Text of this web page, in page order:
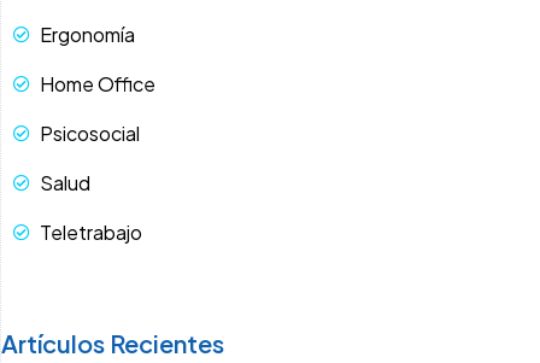
Ergonomía
Home Office
Psicosocial
Salud
Teletrabajo
Artículos Recientes